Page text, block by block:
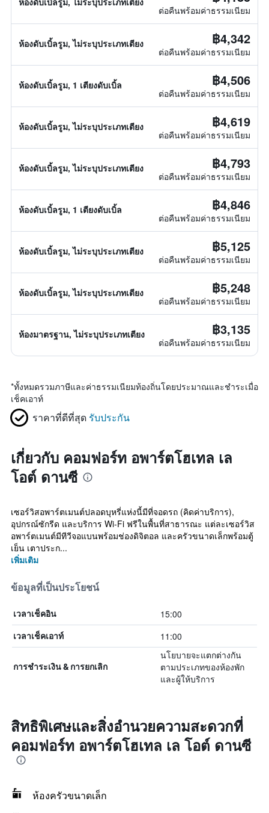
ต่อคืนพร้อมค่าธรรมเนียม
ห้องดับเบิ้ลรูม, ไม่ระบุประเภทเตียง ฿4,342
ต่อคืนพร้อมค่าธรรมเนียม
ห้องดับเบิ้ลรูม, 1 เตียงดับเบิ้ล ฿4,506
ต่อคืนพร้อมค่าธรรมเนียม
ห้องดับเบิ้ลรูม, ไม่ระบุประเภทเตียง ฿4,619
ต่อคืนพร้อมค่าธรรมเนียม
ห้องดับเบิ้ลรูม, ไม่ระบุประเภทเตียง ฿4,793
ต่อคืนพร้อมค่าธรรมเนียม
ห้องดับเบิ้ลรูม, 1 เตียงดับเบิ้ล ฿4,846
ต่อคืนพร้อมค่าธรรมเนียม
ห้องดับเบิ้ลรูม, ไม่ระบุประเภทเตียง ฿5,125
ต่อคืนพร้อมค่าธรรมเนียม
ห้องดับเบิ้ลรูม, ไม่ระบุประเภทเตียง ฿5,248
ต่อคืนพร้อมค่าธรรมเนียม
ห้องมาตรฐาน, ไม่ระบุประเภทเตียง ฿3,135
ต่อคืนพร้อมค่าธรรมเนียม
*ทั้งหมดรวมภาษีและค่าธรรมเนียมท้องถิ่นโดยประมาณและชำระเมื่อ
เช็คเอาท์
ราคาที่ดีที่สุด รับประกัน
เกี่ยวกับ คอมฟอร์ท อพาร์ตโฮเทล เล
โอต์ ดานซี
เซอร์วิสอพาร์ตเมนต์ปลอดบุหรี่แห่งนี้มีที่จอดรถ (คิดค่าบริการ),
อุปกรณ์ซักรีด และบริการ Wi-Fi ฟรีในพื้นที่สาธารณะ แต่ละเซอร์วิส
อพาร์ตเมนต์มีทีวีจอแบนพร้อมช่องดิจิตอล และครัวขนาดเล็กพร้อมตู้
เย็น เตาประก...
เพิ่มเติม
ข้อมูลที่เป็นประโยชน์
เวลาเช็คอิน 15:00
เวลาเช็คเอาท์ 11:00
การชำระเงิน & การยกเลิก
นโยบายจะแตกต่างกัน
ตามประเภทของห้องพัก
และผู้ให้บริการ
สิทธิพิเศษและสิ่งอำนวยความสะดวกที่
คอมฟอร์ท อพาร์ตโฮเทล เล โอต์ ดานซี
ห้องครัวขนาดเล็ก